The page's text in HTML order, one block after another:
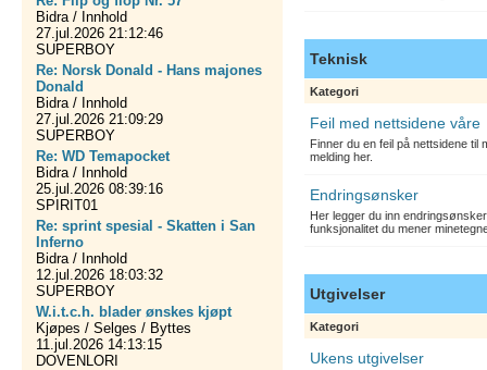
Bidra / Innhold
27.jul.2026 21:12:46
SUPERBOY
Re: Norsk Donald - Hans majones
Donald
Bidra / Innhold
27.jul.2026 21:09:29
SUPERBOY
Re: WD Temapocket
Bidra / Innhold
25.jul.2026 08:39:16
SPIRIT01
Re: sprint spesial - Skatten i San
Inferno
Bidra / Innhold
12.jul.2026 18:03:32
SUPERBOY
W.i.t.c.h. blader ønskes kjøpt
Kjøpes / Selges / Byttes
11.jul.2026 14:13:15
DOVENLORI
Teknisk
Kategori
Feil med nettsidene våre
Finner du en feil på nettsidene til
melding her.
Endringsønsker
Her legger du inn
funksjonalitet du mener
Utgivelser
Kategori
Ukens utgivelser